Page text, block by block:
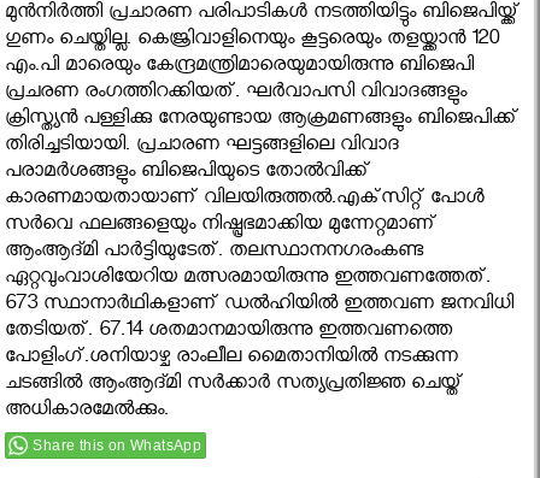
മുന്‍നിര്‍ത്തി പ്രചാരണ പരിപാടികള്‍ നടത്തിയിട്ടും ബിജെപിയ്ക്ക്
ഗുണം ചെയ്തില്ല. കെജ്രിവാളിനെയും കൂട്ടരെയും തളയ്ക്കാന്‍ 120
എം.പി മാരെയും കേന്ദ്രമന്ത്രിമാരെയുമായിരുന്നു ബിജെപി
പ്രചരണ രംഗത്തിറക്കിയത്. ഘര്‍വാപസി വിവാദങ്ങളും
ക്രിസ്ത്യന്‍ പള്ളിക്കു നേരയുണ്ടായ ആക്രമണങ്ങളും ബിജെപിക്ക്
തിരിച്ചടിയായി. പ്രചാരണ ഘട്ടങ്ങളിലെ വിവാദ
പരാമര്‍ശങ്ങളും ബിജെപിയുടെ തോല്‍വിക്ക്
കാരണമായതായാണ് വിലയിരുത്തല്‍.എക്‌സിറ്റ് പോള്‍
സര്‍വെ ഫലങ്ങളെയും നിഷ്പ്രഭമാക്കിയ മുന്നേറ്റമാണ്
ആംആദ്മി പാര്‍ട്ടിയുടേത്. തലസ്ഥാനനഗരംകണ്ട
ഏറ്റവുംവാശിയേറിയ മത്സരമായിരുന്നു ഇത്തവണത്തേത്.
673 സ്ഥാനാര്‍ഥികളാണ് ഡല്‍ഹിയില്‍ ഇത്തവണ ജനവിധി
തേടിയത്. 67.14 ശതമാനമായിരുന്നു ഇത്തവണത്തെ
പോളിംഗ്.ശനിയാഴ്ച രാംലീല മൈതാനിയില്‍ നടക്കുന്ന
ചടങ്ങില്‍ ആംആദ്മി സര്‍ക്കാര്‍ സത്യപ്രതിജ്ഞ ചെയ്ത്
അധികാരമേല്‍ക്കും.
Share this on WhatsApp